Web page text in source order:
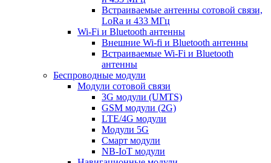
Встраиваемые антенны сотовой связи,
LoRa и 433 МГц
Wi-Fi и Bluetooth антенны
Внешние Wi-fi и Bluetooth антенны
Встраиваемые Wi-Fi и Bluetooth
антенны
Беспроводные модули
Модули сотовой связи
3G модули (UMTS)
GSM модули (2G)
LTE/4G модули
Модули 5G
Смарт модули
NB-IoT модули